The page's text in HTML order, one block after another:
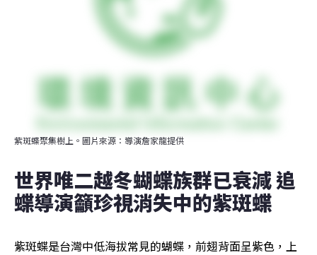
紫斑蝶聚集樹上。圖片來源：導演詹家龍提供
世界唯二越冬蝴蝶族群已衰減 追
蝶導演籲珍視消失中的紫斑蝶
紫斑蝶是台灣中低海拔常見的蝴蝶，前翅背面呈紫色，上